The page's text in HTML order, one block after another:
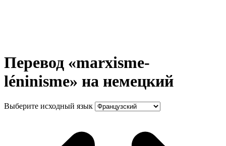
Перевод «marxisme-
léninisme» на немецкий
Выберите исходный язык